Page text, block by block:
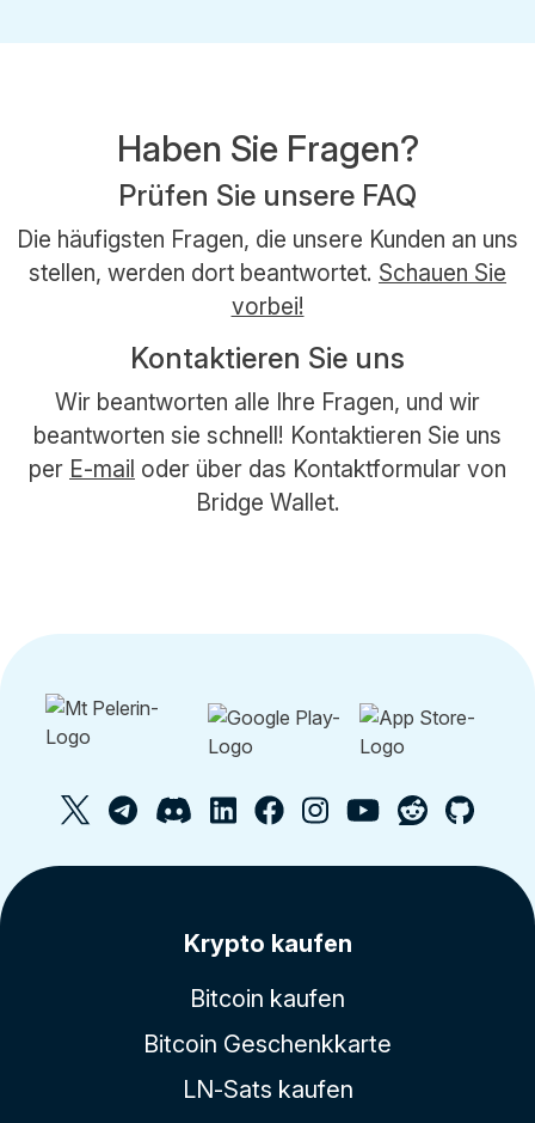
Haben Sie Fragen?
Prüfen Sie unsere FAQ
Die häufigsten Fragen, die unsere Kunden an uns
stellen, werden dort beantwortet. Schauen Sie
vorbei!
Kontaktieren Sie uns
Wir beantworten alle Ihre Fragen, und wir
beantworten sie schnell! Kontaktieren Sie uns
per E-mail oder über das Kontaktformular von
Bridge Wallet.
Krypto kaufen
Bitcoin kaufen
Bitcoin Geschenkkarte
LN-Sats kaufen